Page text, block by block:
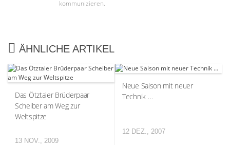
kommunizieren.
ÄHNLICHE ARTIKEL
Das Ötztaler Brüderpaar
Scheiber am Weg zur
Weltspitze
13 NOV., 2009
Neue Saison mit neuer
Technik …
12 DEZ., 2007